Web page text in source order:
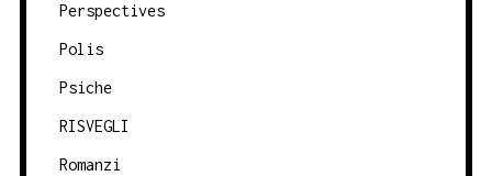
Perspectives
Polis
Psiche
RISVEGLI
Romanzi